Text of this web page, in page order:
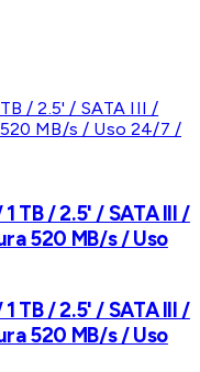
TB / 2.5' / SATA III /
520 MB/s / Uso
TB / 2.5' / SATA III /
520 MB/s / Uso